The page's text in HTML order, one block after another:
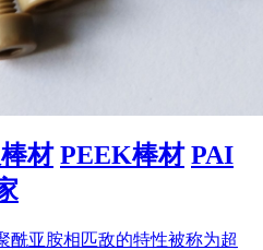
材 PEEK棒材 PAI
酰亚胺相匹敌的特性被称为超